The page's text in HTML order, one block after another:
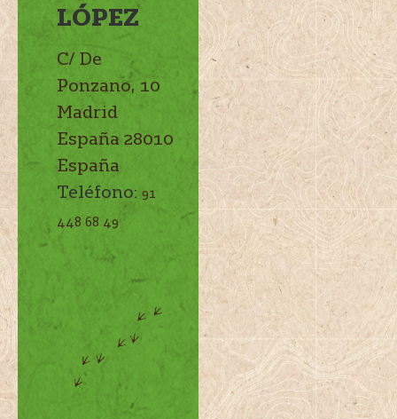
LÓPEZ
C/ De
Ponzano, 10
Madrid
España 28010
España
Teléfono: 91
448 68 49